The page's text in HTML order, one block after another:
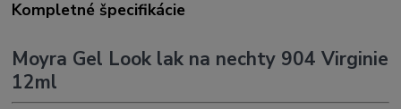
Kompletné špecifikácie
Moyra Gel Look lak na nechty 904 Virginie
12ml